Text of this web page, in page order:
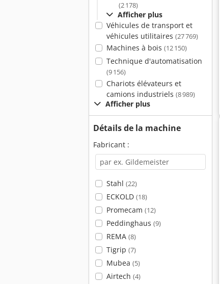
(2 178)
Afficher plus
Véhicules de transport et
véhicules utilitaires (27 769)
Machines à bois (12 150)
Technique d'automatisation
(9 156)
Chariots élévateurs et
camions industriels (8 989)
Afficher plus
Détails de la machine
Fabricant :
Stahl (22)
ECKOLD (18)
Promecam (12)
Peddinghaus (9)
REMA (8)
Tigrip (7)
Mubea (5)
Airtech (4)